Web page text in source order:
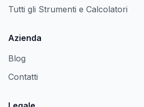
Tutti gli Strumenti e Calcolatori
Azienda
Blog
Contatti